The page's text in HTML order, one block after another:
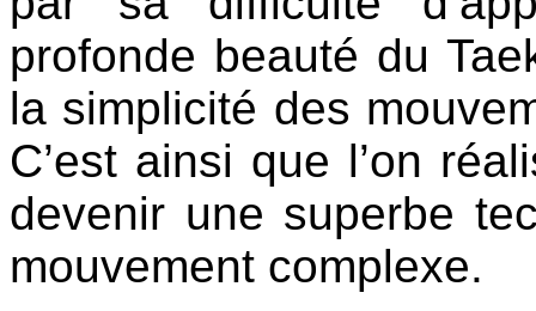
profonde beauté du
la simplicité des
C’est ainsi que l’on
devenir une superbe
mouvement complexe.